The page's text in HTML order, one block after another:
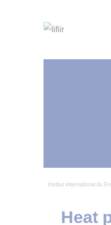
Institut International du
Heat